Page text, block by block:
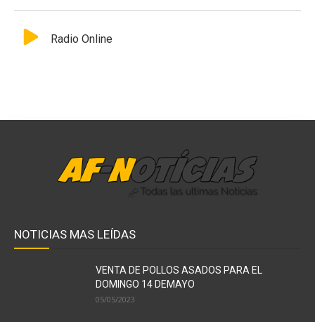
Radio Online
NOTICIAS MAS LEÍDAS
VENTA DE POLLOS ASADOS PARA EL
DOMINGO 14 DEMAYO
05/05/2023